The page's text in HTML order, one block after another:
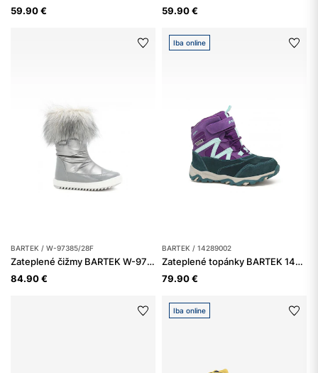
59.90 €
59.90 €
BARTEK / W-97385/28F
Zateplené čižmy BARTEK W-97385/28F, pre dievčatá, sivé
84.90 €
Iba online
BARTEK / 14289002
Zateplené topánky BARTEK 14289002, pre dievčatá, fialové
79.90 €
Iba online